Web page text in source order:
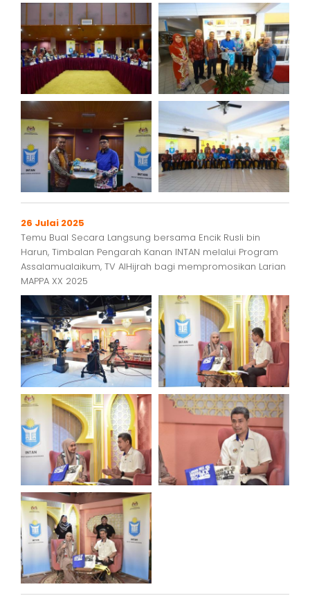
26 Julai 2025
Temu Bual Secara Langsung bersama Encik Rusli bin
Harun, Timbalan Pengarah Kanan INTAN melalui Program
Assalamualaikum, TV AlHijrah bagi mempromosikan Larian
MAPPA XX 2025